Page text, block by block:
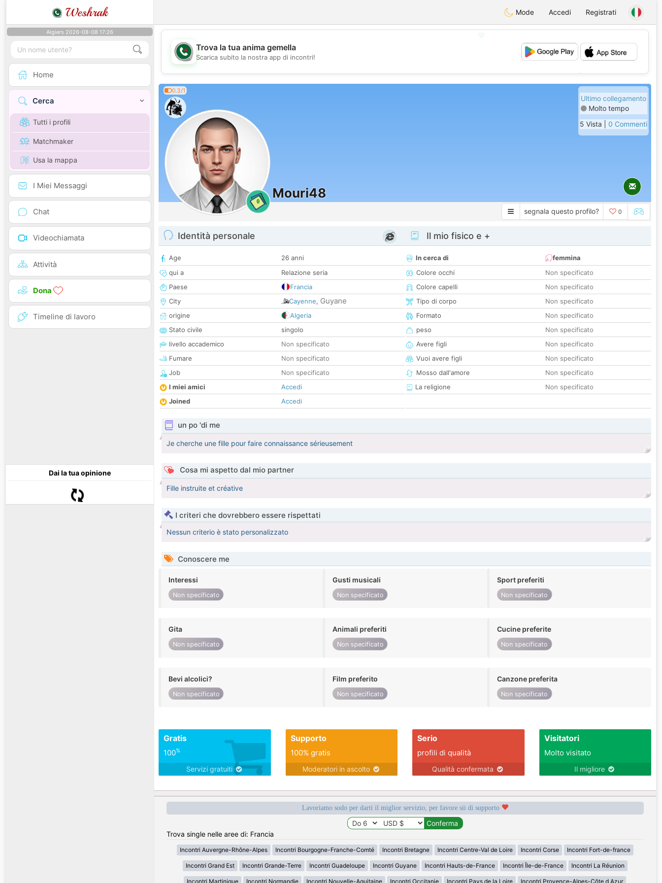
Weshrak Mode Accedi Registrati
Algiers 2026-08-08 17:26
Home
Cerca
Tutti i profili
Matchmaker
Usa la mappa
I Miei Messaggi
Chat
Videochiamata
Attività
Dona
Timeline di lavoro
Dai la tua opinione
💖
💕
Trova la tua anima gemella
Scarica subito la nostra app di incontri!
0.3/1
0
Mouri48
Ultimo collegamento
Molto tempo
5 Vista | 0 Commenti
segnala questo profilo? 0
Identità personale
Age
26 anni
qui a
Relazione seria
Paese
Francia
City
Cayenne, Guyane
origine
Algeria
Stato civile
singolo
livello accademico
Non specificato
Fumare
Non specificato
Job
Non specificato
I miei amici
Accedi
Joined
Accedi
Il mio fisico e +
In cerca di
femmina
Colore occhi
Non specificato
Colore capelli
Non specificato
Tipo di corpo
Non specificato
Formato
Non specificato
peso
Non specificato
Avere figli
Non specificato
Vuoi avere figli
Non specificato
Mosso dall'amore
Non specificato
La religione
Non specificato
un po 'di me
Je cherche une fille pour faire connaissance sérieusement
Cosa mi aspetto dal mio partner
Fille instruite et créative
I criteri che dovrebbero essere rispettati
Nessun criterio è stato personalizzato
Conoscere me
Interessi
Non specificato
Gusti musicali
Non specificato
Sport preferiti
Non specificato
Gita
Non specificato
Animali preferiti
Non specificato
Cucine preferite
Non specificato
Bevi alcolici?
Non specificato
Film preferito
Non specificato
Canzone preferita
Non specificato
Gratis
100%
Servizi gratuiti
Supporto
100% gratis
Moderatori in ascolto
Serio
profili di qualità
Qualità confermata
Visitatori
Molto visitato
Il migliore
Lavoriamo sodo per darti il miglior servizio, per favore sii di supporto
Trova single nelle aree di: Francia
Incontri Auvergne-Rhône-Alpes Incontri Bourgogne-Franche-Comté Incontri Bretagne Incontri Centre-Val de Loire Incontri Corse Incontri Fort-de-france
Incontri Grand Est Incontri Grande-Terre Incontri Guadeloupe Incontri Guyane Incontri Hauts-de-France Incontri Île-de-France Incontri La Réunion
Incontri Martinique Incontri Normandie Incontri Nouvelle-Aquitaine Incontri Occitanie Incontri Pays de la Loire Incontri Provence-Alpes-Côte d Azur